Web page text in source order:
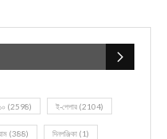
(2598) ই-পেপার (2104)
(388) দিনপঞ্জিকা (1)